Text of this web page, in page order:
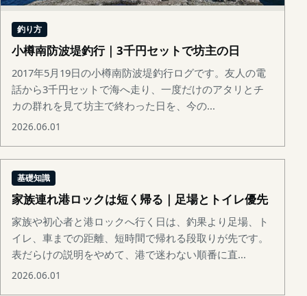
釣り方
小樽南防波堤釣行｜3千円セットで坊主の日
2017年5月19日の小樽南防波堤釣行ログです。友人の電
話から3千円セットで海へ走り、一度だけのアタリとチ
カの群れを見て坊主で終わった日を、今の...
2026.06.01
基礎知識
家族連れ港ロックは短く帰る｜足場とトイレ優先
家族や初心者と港ロックへ行く日は、釣果より足場、ト
イレ、車までの距離、短時間で帰れる段取りが先です。
表だらけの説明をやめて、港で迷わない順番に直...
2026.06.01